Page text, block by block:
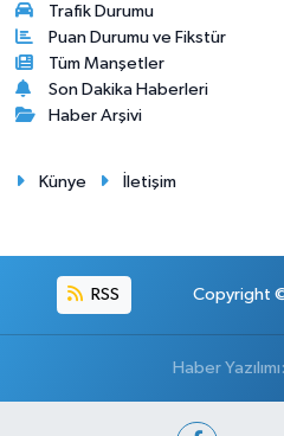
Trafik Durumu
Puan Durumu ve Fikstür
Tüm Manşetler
Son Dakika Haberleri
Haber Arşivi
Künye İletişim
RSS Copyright ©
Haber Yazılımı: